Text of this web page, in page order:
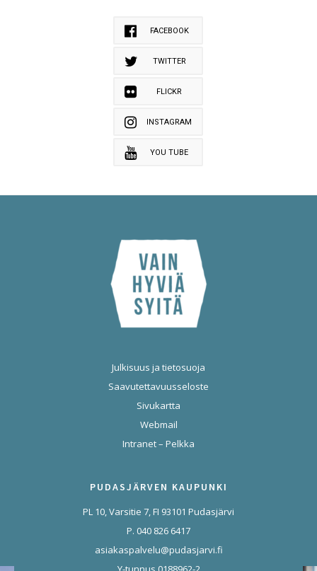
FACEBOOK
TWITTER
FLICKR
INSTAGRAM
YOU TUBE
Julkisuus ja tietosuoja
Saavutettavuusseloste
Sivukartta
Webmail
Intranet – Pelkka
PUDASJÄRVEN KAUPUNKI
PL 10, Varsitie 7, FI 93101 Pudasjärvi
P. 040 826 6417
asiakaspalvelu@pudasjarvi.fi